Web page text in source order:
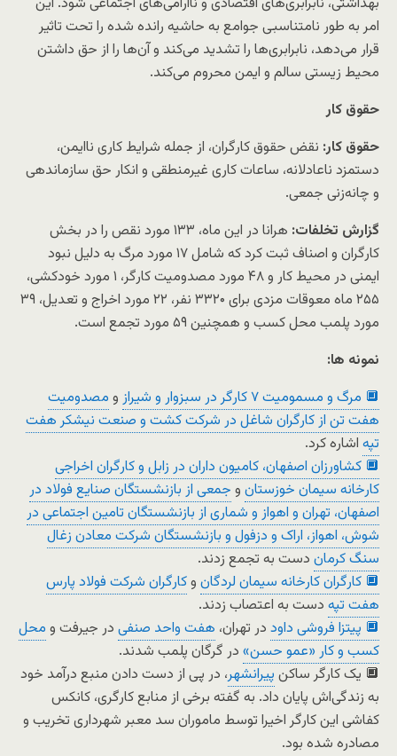
امر به طور نامتناسبی جوامع به حاشیه رانده شده را تحت تاثیر
قرار می‌دهد، نابرابری‌ها را تشدید می‌کند و آن‌ها را از حق داشتن
محیط زیستی سالم و ایمن محروم می‌کند.
حقوق کار
حقوق کار: نقض حقوق کارگران، از جمله شرایط کاری ناایمن،
دستمزد ناعادلانه، ساعات کاری غیرمنطقی و انکار حق سازماندهی
و چانه‌زنی جمعی.
گزارش تخلفات:
هرانا در این ماه، ۱۳۳ مورد نقص را در بخش
کارگران و اصناف ثبت کرد که شامل ۱۷ مورد مرگ به دلیل نبود
ایمنی در محیط کار و ۴۸ مورد مصدومیت کارگر، ۱ مورد خودکشی،
۲۵۵ ماه معوقات مزدی برای ۳۳۲۰ نفر، ۲۲ مورد اخراج و تعدیل، ۳۹
مورد پلمب محل کسب و همچنین ۵۹ مورد تجمع است.
نمونه ها:
🔲 مرگ و مسمومیت ۷ کارگر در سبزوار و شیراز
و مصدومیت
هفت تن از کارگران شاغل در شرکت کشت و صنعت نیشکر هفت
تپه اشاره کرد.
🔲 کشاورزان اصفهان، کامیون داران در زابل و کارگران اخراجی
کارخانه سیمان خوزستان و جمعی از بازنشستگان صنایع فولاد در
اصفهان، تهران و اهواز و شماری از بازنشستگان تامین اجتماعی در
شوش، اهواز، اراک و دزفول و بازنشستگان شرکت معادن زغال
سنگ کرمان دست به تجمع زدند.
🔲 کارگران کارخانه سیمان لردگان وکارگران شرکت فولاد پارس
هفت تپه دست به اعتصاب زدند.
🔲 پیتزا فروشی داود در تهران، هفت واحد صنفی در جیرفت و محل
کسب و کار «عمو حسن» در گرگان پلمب شدند.
🔲 یک کارگر ساکن پیرانشهر، در پی از دست دادن منبع درآمد خود
به زندگی‌اش پایان داد. به گفته برخی از منابع کارگری، کانکس
کفاشی این کارگر اخیرا توسط ماموران سد معبر شهرداری تخریب و
مصادره شده بود.